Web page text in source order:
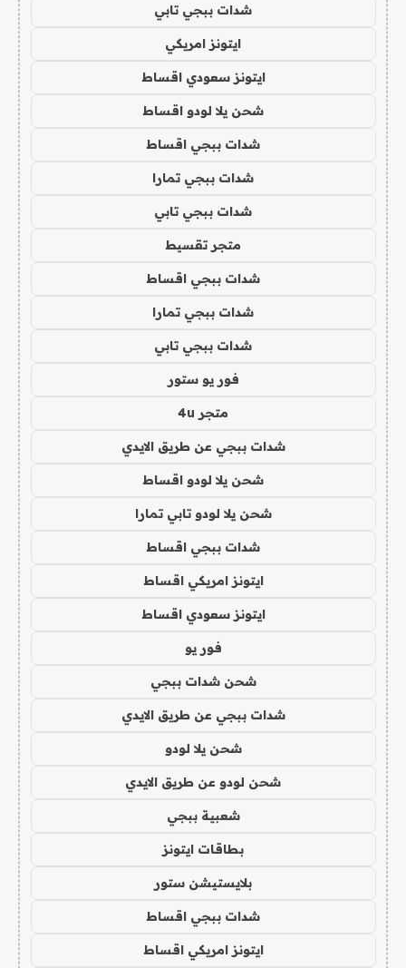
شدات ببجي تابي
ايتونز امريكي
ايتونز سعودي اقساط
شحن يلا لودو اقساط
شدات ببجي اقساط
شدات ببجي تمارا
شدات ببجي تابي
متجر تقسيط
شدات ببجي اقساط
شدات ببجي تمارا
شدات ببجي تابي
فور يو ستور
متجر 4u
شدات ببجي عن طريق الايدي
شحن يلا لودو اقساط
شحن يلا لودو تابي تمارا
شدات ببجي اقساط
ايتونز امريكي اقساط
ايتونز سعودي اقساط
فور يو
شحن شدات ببجي
شدات ببجي عن طريق الايدي
شحن يلا لودو
شحن لودو عن طريق الايدي
شعبية ببجي
بطاقات ايتونز
بلايستيشن ستور
شدات ببجي اقساط
ايتونز امريكي اقساط